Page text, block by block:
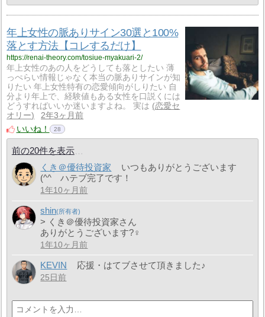
年上女性の脈ありサイン30選と100%
落とす方法【コレするだけ】
https://renai-theory.com/tosiue-myakuari-2/
年上女性のあの人をどうしても落としたい 薄
っぺらい情報じゃなく本当の脈ありサインが知
りたい 年上女性特有の恋愛傾向がしりたい 自
分より年上で、経験値もある女性を口説くには
どうすればいいか迷いますよね。 実は
恋愛セ
オリー
2年3ヶ月前
いいね！
28
前の20件を表示
くき＠優待投資家
いつもありがとうございます
(^^ ハテブ完了です！
1年10ヶ月前
shin
> くき＠優待投資家さん
ありがとうございます?‍♀️
1年10ヶ月前
KEVIN 応援・はてブさせて頂きました♪
25日前